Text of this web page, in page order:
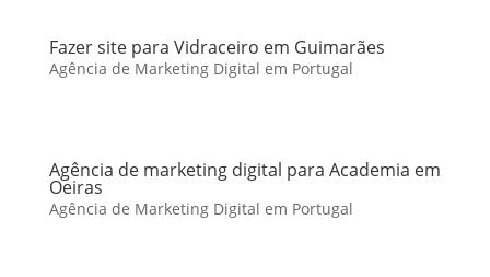
Fazer site para Vidraceiro em Guimarães
Agência de Marketing Digital em Portugal
Agência de marketing digital para Academia em
Oeiras
Agência de Marketing Digital em Portugal